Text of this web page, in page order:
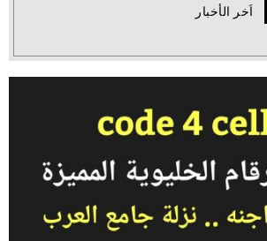
اَخر الأخبار